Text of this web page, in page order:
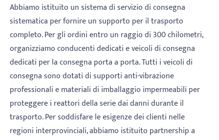
Abbiamo istituito un sistema di servizio di consegna
sistematica per fornire un supporto per il trasporto
completo. Per gli ordini entro un raggio di 300 chilometri,
organizziamo conducenti dedicati e veicoli di consegna
dedicati per la consegna porta a porta. Tutti i veicoli di
consegna sono dotati di supporti anti-vibrazione
professionali e materiali di imballaggio impermeabili per
proteggere i reattori della serie dai danni durante il
trasporto. Per soddisfare le esigenze dei clienti nelle
regioni interprovinciali, abbiamo istituito partnership a